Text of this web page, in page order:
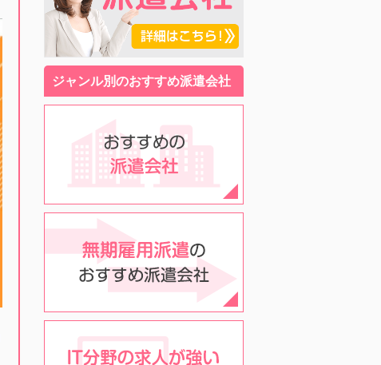
ジャンル別のおすすめ派遣会社